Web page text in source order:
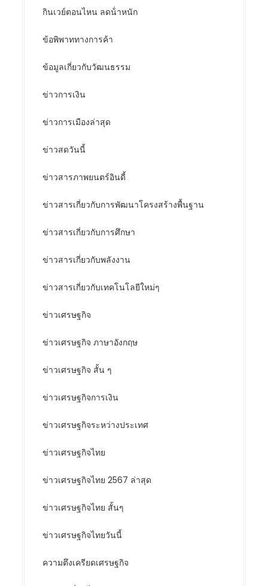
กินเวย์ตอนไหน ลดน้ําหนัก
ข้อพิพาททางการค้า
ข้อมูลเกี่ยวกับวัฒนธรรม
ข่าวการเงิน
ข่าวการเมืองล่าสุด
ข่าวสดวันนี้
ข่าวสารภาพยนตร์อินดี้
ข่าวสารเกี่ยวกับการพัฒนาโครงสร้างพื้นฐาน
ข่าวสารเกี่ยวกับการศึกษา
ข่าวสารเกี่ยวกับพลังงาน
ข่าวสารเกี่ยวกับเทคโนโลยีใหม่ๆ
ข่าวเศรษฐกิจ
ข่าวเศรษฐกิจ ภาษาอังกฤษ
ข่าวเศรษฐกิจ สั้น ๆ
ข่าวเศรษฐกิจการเงิน
ข่าวเศรษฐกิจระหว่างประเทศ
ข่าวเศรษฐกิจไทย
ข่าวเศรษฐกิจไทย 2567 ล่าสุด
ข่าวเศรษฐกิจไทย สั้นๆ
ข่าวเศรษฐกิจไทยวันนี้
ความตึงเครียดเศรษฐกิจ